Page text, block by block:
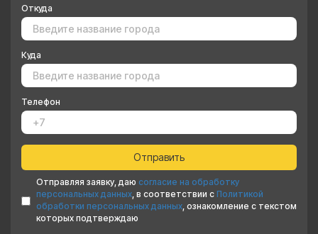
Откуда
Куда
Телефон
Отправляя заявку, даю согласие на обработку
персональных данных, в соответствии с Политикой
обработки персональных данных, ознакомление с текстом
которых подтверждаю